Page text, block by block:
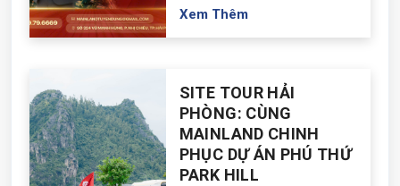
Xem Thêm
SITE TOUR HẢI
PHÒNG: CÙNG
MAINLAND CHINH
PHỤC DỰ ÁN PHÚ THỨ
PARK HILL